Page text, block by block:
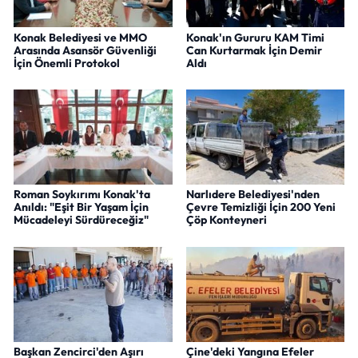
Konak Belediyesi ve MMO
Arasında Asansör Güvenliği
İçin Önemli Protokol
Konak'ın Gururu KAM Timi
Can Kurtarmak İçin Demir
Aldı
Roman Soykırımı Konak'ta
Anıldı: "Eşit Bir Yaşam İçin
Mücadeleyi Sürdüreceğiz"
Narlıdere Belediyesi'nden
Çevre Temizliği İçin 200 Yeni
Çöp Konteyneri
Başkan Zencirci'den Aşırı
Çine'deki Yangına Efeler